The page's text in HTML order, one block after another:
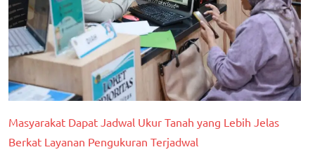
Masyarakat Dapat Jadwal Ukur Tanah yang Lebih Jelas
Berkat Layanan Pengukuran Terjadwal